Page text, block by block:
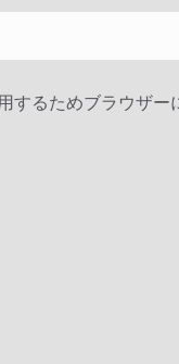
するためブラウザー